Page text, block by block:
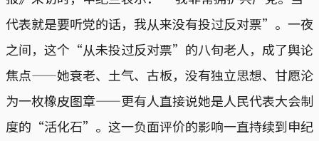
代表就是要听党的话，我从来没有投过反对票”。一夜
之间，这个“从未投过反对票”的八旬老人，成了舆论
焦点——她衰老、土气、古板，没有独立思想、甘愿沦
为一枚橡皮图章——更有人直接说她是人民代表大会制
度的“活化石”。这一负面评价的影响一直持续到申纪